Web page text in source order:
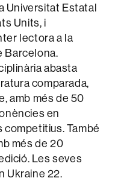
Universitat Estatal
Units, i
lectora a la
Barcelona.
abasta
comparada,
amb més de 50
en
També
més de 20
Les seves
Ukraine 22.